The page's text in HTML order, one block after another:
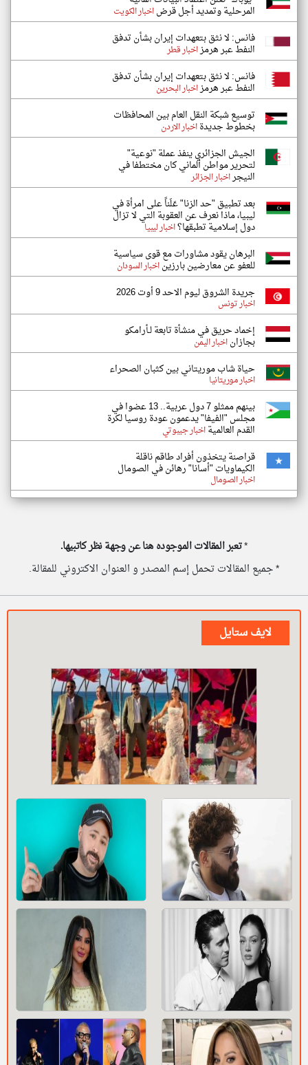
المرحلية وتمديد أجل قرضاخبار الكويت
فانس: لا نثق بتعهدات إيران بشأن تدفق
النفط عبر هرمزاخبار قطر
فانس: لا نثق بتعهدات إيران بشأن تدفق
النفط عبر هرمزاخبار البحرين
توسيع شبكة النقل العام بين المحافظات
بخطوط جديدةاخبار الاردن
الجيش الجزائري ينفذ عملة "نوعية"
لتحرير مواطن ألماني كان مختطفا في
النيجراخبار الجزائر
بعد تطبيق "حد الزنا" عَلَناً على امرأة في
ليبيا، ماذا نعرف عن العقوبة التي لا تزال
دول إسلامية تطبقها؟اخبار ليبيا
البرهان يقود مشاورات مع قوى سياسية
للعفو عن معارضين بارزيناخبار السودان
جريدة الشروق ليوم الاحد 9 أوت 2026
اخبار تونس
إخماد حريق في منشأة تابعة لـأرامكو
بجازاناخبار اليمن
حياة شاب موريتاني بين كثبان الصحراء
اخبار موريتانيا
بينهم ممثلو 7 دول عربية.. 13 عضوا في
مجلس "الفيفا" يدعمون عودة روسيا لكرة
القدم العالميةاخبار جيبوتي
قراصنة يتخذون أفراد طاقم ناقلة
الكيماويات "أسانا" رهائن في الصومال
اخبار الصومال
*تعبر المقالات الموجوده هنا عن وجهة نظر كاتبيها.
* جميع المقالات تحمل إسم المصدر و العنوان الاكتروني للمقالة.
لايف ستايل